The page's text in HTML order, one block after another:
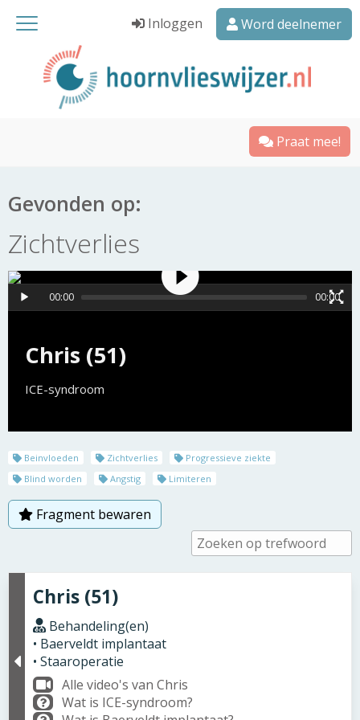
Inloggen Word deelnemer
Praat mee!
Gevonden op:
Zichtverlies
Chris (51)
ICE-syndroom
00:00 00:00
Beinvloeden Zichtverlies
Progressieve ziekte
Blind worden
Angstig Limiteren
Fragment bewaren
Chris (51)
Behandeling(en)
• Baerveldt implantaat
• Staaroperatie
Alle video's van Chris
Wat is ICE-syndroom?